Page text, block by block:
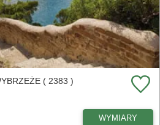
( 2383 )
WYMIARY